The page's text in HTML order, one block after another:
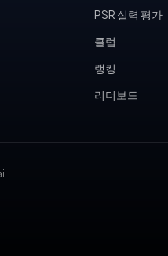
PSR 실력 평가
클럽
랭킹
리더보드